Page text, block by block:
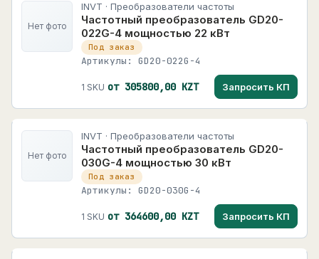
Нет фото
INVT · Преобразователи частоты
Частотный преобразователь GD20-
022G-4 мощностью 22 кВт
Под заказ
Артикулы: GD20-022G-4
1 SKU от 305800,00 KZT Запросить КП
Нет фото
INVT · Преобразователи частоты
Частотный преобразователь GD20-
030G-4 мощностью 30 кВт
Под заказ
Артикулы: GD20-030G-4
1 SKU от 364600,00 KZT Запросить КП